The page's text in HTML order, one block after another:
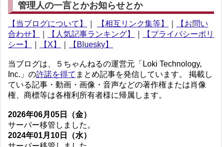
管理人の一言とかお知らせとか
【当ブログについて】 【相互リンク集等】
【お問い
合わせ】
【人気記事ランキング】
【プライバシーポリ
シー】
【X】 【Bluesky】
当ブログは、５ちゃんねるの運営元「Loki Technology,
Inc.」の許諾を得て まとめ記事を発信しています。 掲載し
ている記事・動画・画像・音声などの著作権または肖像
権、商標等は各権利所有者様に帰属します。
2026年06月05日（金）
サーバー移管しました。
2024年01月10日（水）